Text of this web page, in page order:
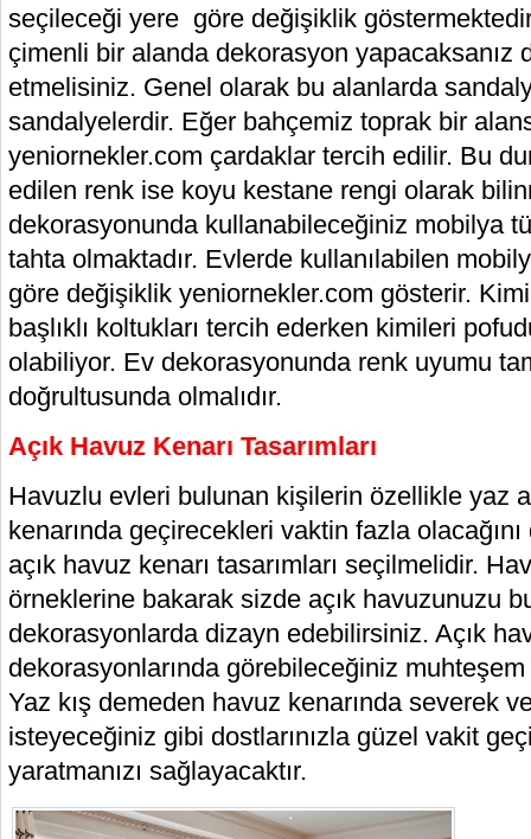
seçileceği yere göre değişiklik
çimenli bir alanda dekorasyon yapacaksanız
etmelisiniz. Genel olarak bu alanlarda
sandalyelerdir. Eğer bahçemiz toprak bir
yeniornekler.com çardaklar tercih edilir. Bu
edilen renk ise koyu kestane rengi olarak
dekorasyonunda kullanabileceğiniz mobilya
tahta olmaktadır. Evlerde kullanılabilen
göre değişiklik yeniornekler.com gösterir.
başlıklı koltukları tercih ederken kimileri
olabiliyor. Ev dekorasyonunda renk uyumu
doğrultusunda olmalıdır.
Açık Havuz Kenarı Tasarımları
Havuzlu evleri bulunan kişilerin özellikle yaz
kenarında geçirecekleri vaktin fazla
açık havuz kenarı tasarımları seçilmelidir.
örneklerine bakarak sizde açık havuzunuzu
dekorasyonlarda dizayn edebilirsiniz. Açık
dekorasyonlarında görebileceğiniz
Yaz kış demeden havuz kenarında severek
isteyeceğiniz gibi dostlarınızla güzel vakit
yaratmanızı sağlayacaktır.